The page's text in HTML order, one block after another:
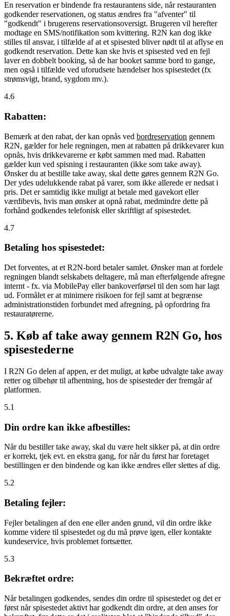
En reservation er bindende fra restaurantens side, når restauranten
godkender reservationen, og status ændres fra "afventer" til
"godkendt" i brugerens reservationsoversigt. Brugeren vil herefter
modtage en SMS/notifikation som kvittering. R2N kan dog ikke
stilles til ansvar, i tilfælde af at et spisested bliver nødt til at aflyse en
godkendt reservation. Dette kan ske hvis et spisested ved en fejl
laver en dobbelt booking, så de har booket samme bord to gange,
men også i tilfælde ved uforudsete hændelser hos spisestedet (fx
strømsvigt, brand, sygdom mv.).
4.6
Rabatten:
Bemærk at den rabat, der kan opnås ved bordreservation gennem
R2N, gælder for hele regningen, men at rabatten på drikkevarer kun
opnås, hvis drikkevarerne er købt sammen med mad. Rabatten
gælder kun ved spisning i restauranten (ikke som take away).
Ønsker du at bestille take away, skal dette gøres gennem R2N Go.
Der ydes udelukkende rabat på varer, som ikke allerede er nedsat i
pris. Det er samtidig ikke muligt at betale med gavekort eller
værdibevis, hvis man ønsker at opnå rabat, medmindre dette på
forhånd godkendes telefonisk eller skriftligt af spisestedet.
4.7
Betaling hos spisestedet:
Det forventes, at et R2N-bord betaler samlet. Ønsker man at fordele
regningen blandt selskabets deltagere, må man efterfølgende afregne
internt - fx. via MobilePay eller bankoverførsel til den som har lagt
ud. Formålet er at minimere risikoen for fejl samt at begrænse
administrationstiden forbundet med afregning, på opfordring fra
restauratørerne.
5. Køb af take away gennem R2N Go, hos
spisestederne
I R2N Go delen af appen, er det muligt, at købe udvalgte take away
retter og tilbehør til afhentning, hos de spisesteder der fremgår af
platformen.
5.1
Din ordre kan ikke afbestilles:
Når du bestiller take away, skal du være helt sikker på, at din ordre
er korrekt, tjek evt. en ekstra gang, for når du først har foretaget
bestillingen er den bindende og kan ikke ændres eller slettes af dig.
5.2
Betaling fejler:
Fejler betalingen af den ene eller anden grund, vil din ordre ikke
komme videre til spisestedet og du må prøve igen, eller kontakte
kundeservice, hvis problemet fortsætter.
5.3
Bekræftet ordre:
Når betalingen godkendes, sendes din ordre til spisestedet og det er
først når spisestedet aktivt har godkendt din ordre, at den anses for